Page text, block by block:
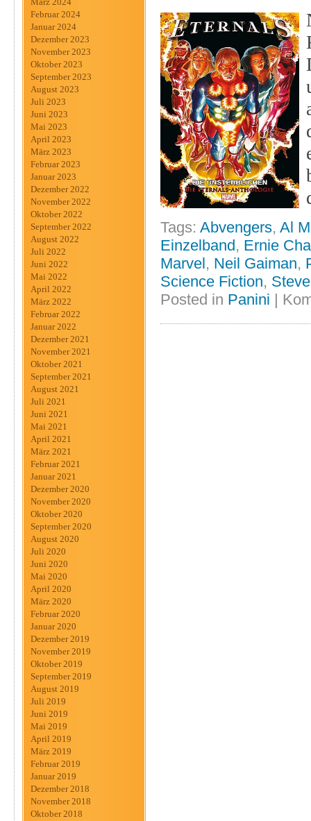
Februar 2024
Januar 2024
Dezember 2023
November 2023
Oktober 2023
September 2023
August 2023
Juli 2023
Juni 2023
Mai 2023
April 2023
März 2023
Februar 2023
Januar 2023
Dezember 2022
November 2022
Oktober 2022
September 2022
August 2022
Juli 2022
Juni 2022
Mai 2022
April 2022
März 2022
Februar 2022
Januar 2022
Dezember 2021
November 2021
Oktober 2021
September 2021
August 2021
Juli 2021
Juni 2021
Mai 2021
April 2021
März 2021
Februar 2021
Januar 2021
Dezember 2020
November 2020
Oktober 2020
September 2020
August 2020
Juli 2020
Juni 2020
Mai 2020
April 2020
März 2020
Februar 2020
Januar 2020
Dezember 2019
November 2019
Oktober 2019
September 2019
August 2019
Juli 2019
Juni 2019
Mai 2019
April 2019
März 2019
Februar 2019
Januar 2019
Dezember 2018
November 2018
Oktober 2018
Tags: Abvengers, Al
Einzelband, Ernie
Marvel, Neil Gaiman,
Science Fiction,
Posted in Panini |